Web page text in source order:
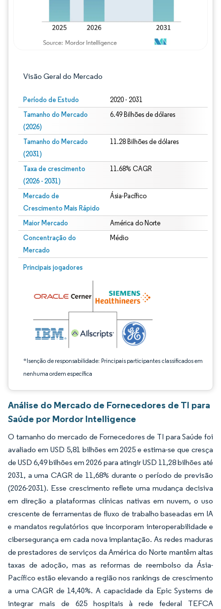
Visão Geral do Mercado
Período de Estudo 2020 - 2031
Tamanho do Mercado
(2026)
6.49 Bilhões de dólares
Tamanho do Mercado
(2031)
11.28 Bilhões de dólares
Taxa de crescimento
(2026 - 2031)
11.68% CAGR
Mercado de
Crescimento Mais Rápido
Ásia-Pacífico
Maior Mercado América do Norte
Concentração do
Mercado
Médio
Principais jogadores
*Isenção de responsabilidade: Principais participantes classificados em
nenhuma ordem específica
Imagem © Mordor Intelligence. O reuso requer atribuição conforme CC BY 4.0.
Análise do Mercado de Fornecedores de TI para
Saúde por Mordor Intelligence
O tamanho do mercado de Fornecedores de TI para Saúde foi
avaliado em USD 5,81 bilhões em 2025 e estima-se que cresça
de USD 6,49 bilhões em 2026 para atingir USD 11,28 bilhões até
2031, a uma CAGR de 11,68% durante o período de previsão
(2026-2031). Esse crescimento reflete uma mudança decisiva
em direção a plataformas clínicas nativas em nuvem, o uso
crescente de ferramentas de fluxo de trabalho baseadas em IA
e mandatos regulatórios que incorporam interoperabilidade e
cibersegurança em cada nova implantação. As redes maduras
de prestadores de serviços da América do Norte mantêm altas
taxas de adoção, mas as reformas de reembolso da Ásia-
Pacífico estão elevando a região nos rankings de crescimento
a uma CAGR de 14,40%. A capacidade da Epic Systems de
integrar mais de 625 hospitais à rede federal TEFCA